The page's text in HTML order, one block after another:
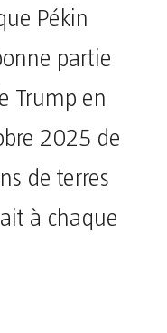
Pékin
partie
Trump en
2025 de
de terres
à chaque